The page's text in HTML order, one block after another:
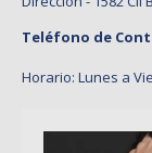
Teléfono de
Horario: Lunes a